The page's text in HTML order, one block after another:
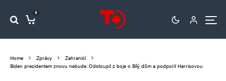
0
Home Zprávy
Zahraničí
Biden prezidentem znovu nebude. Odstoupil z boje o Bílý dům a podpořil Harrisovou